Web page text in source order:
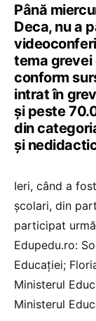
Până
Deca, nu a
tema grevei
conform
intrat în
și peste
din
și
Ieri, când a
școlari, din
participat
Edupedu.ro:
Educației;
Ministerul
Ministerul